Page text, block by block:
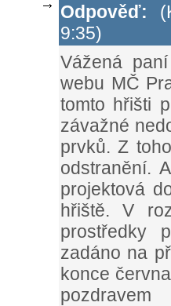
Odpověď:
9:35)
Vážená
webu MČ
tomto hřišti
závažné
prvků. Z
odstranění.
projektová
hřiště. V
prostředky
zadáno na
konce
pozdravem